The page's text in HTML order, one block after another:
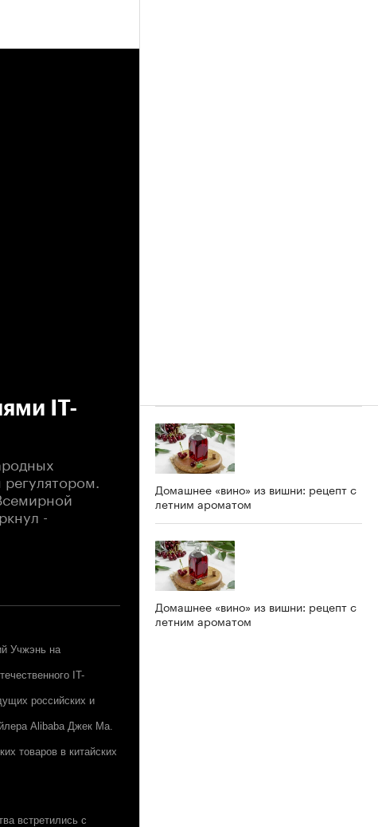
IT-
-
Учжэнь на
IT-
российских и
Alibaba Джек Ма.
товаров в китайских
встретились с
Домашнее «вино» из вишни: рецепт с
летним ароматом
Домашнее «вино» из вишни: рецепт с
летним ароматом